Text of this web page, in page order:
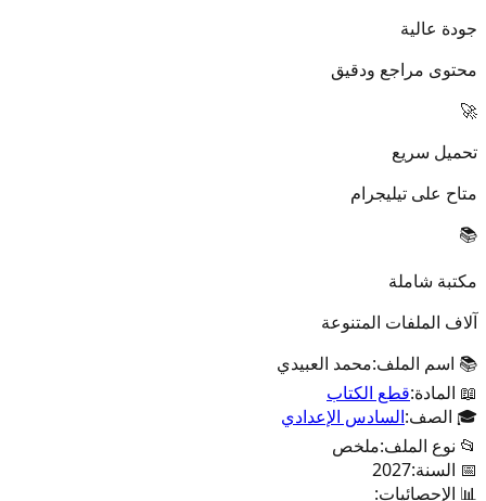
جودة عالية
محتوى مراجع ودقيق
🚀
تحميل سريع
متاح على تيليجرام
📚
مكتبة شاملة
آلاف الملفات المتنوعة
📚 اسم الملف:محمد العبيدي
📖 المادة:قطع الكتاب
🎓 الصف:السادس الإعدادي
📂 نوع الملف:ملخص
📅 السنة:2027
📊 الإحصائيات: